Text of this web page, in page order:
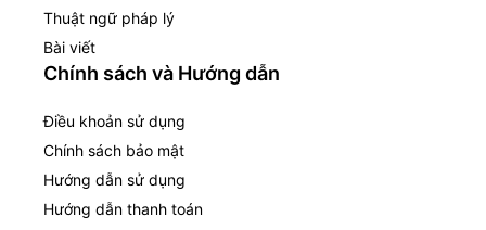
Thuật ngữ pháp lý
Bài viết
Chính sách và Hướng dẫn
Điều khoản sử dụng
Chính sách bảo mật
Hướng dẫn sử dụng
Hướng dẫn thanh toán